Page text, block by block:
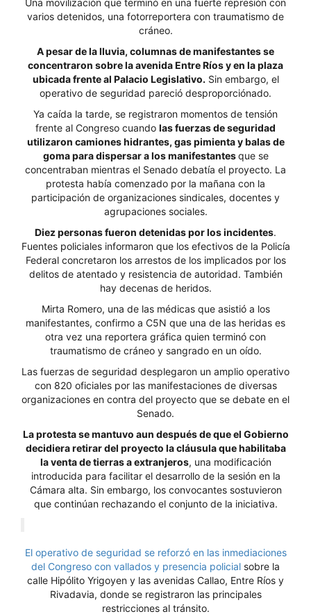
Una movilización que terminó en una fuerte represión con
varios detenidos, una fotorreportera con traumatismo de
cráneo.
A pesar de la lluvia, columnas de manifestantes se
concentraron sobre la avenida Entre Ríos y en la plaza
ubicada frente al Palacio Legislativo. Sin embargo, el
operativo de seguridad pareció desproporciónado.
Ya caída la tarde, se registraron momentos de tensión
frente al Congreso cuando las fuerzas de seguridad
utilizaron camiones hidrantes, gas pimienta y balas de
goma para dispersar a los manifestantesque se
concentraban mientras el Senado debatía el proyecto. La
protesta había comenzado por la mañana con la
participación de organizaciones sindicales, docentes y
agrupaciones sociales.
Diez personas fueron detenidas por los incidentes.
Fuentes policiales informaron que los efectivos de la Policía
Federal concretaron los arrestos de los implicados por los
delitos de atentado y resistencia de autoridad. También
hay decenas de heridos.
Mirta Romero, una de las médicas que asistió a los
manifestantes, confirmo a C5N que una de las heridas es
otra vez una reportera gráfica quien terminó con
traumatismo de cráneo y sangrado en un oído.
Las fuerzas de seguridad desplegaron un amplio operativo
con 820 oficiales por las manifestaciones de diversas
organizaciones en contra del proyecto que se debate en el
Senado.
La protesta se mantuvo aun después de que el Gobierno
decidiera retirar del proyecto la cláusula que habilitaba
la venta de tierras a extranjeros, una modificación
introducida para facilitar el desarrollo de la sesión en la
Cámara alta. Sin embargo, los convocantes sostuvieron
que continúan rechazando el conjunto de la iniciativa.
El operativo de seguridad se reforzó en las inmediaciones
del Congreso con vallados y presencia policial sobre la
calle Hipólito Yrigoyen y las avenidas Callao, Entre Ríos y
Rivadavia, donde se registraron las principales
restricciones al tránsito.